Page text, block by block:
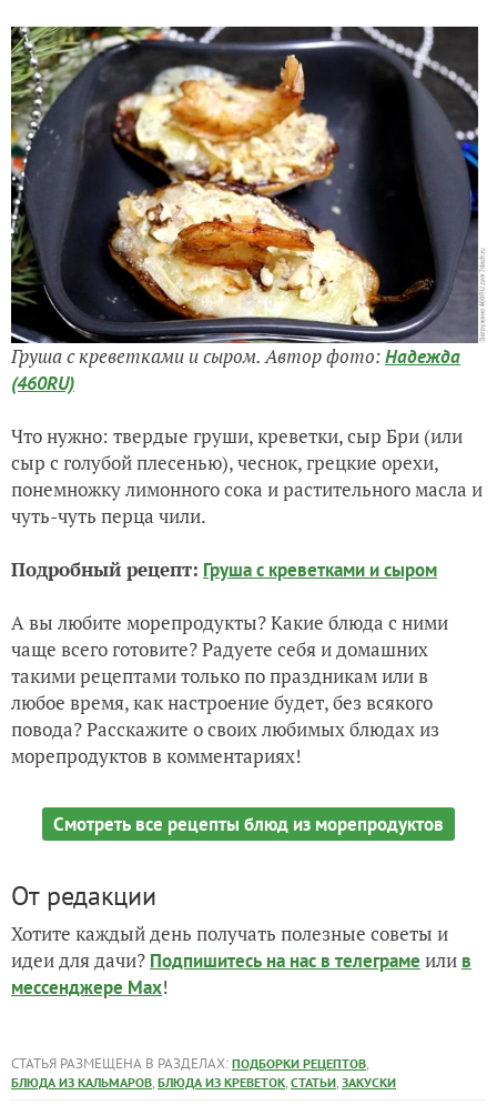
Груша с креветками и сыром. Автор фото:Надежда
(460RU)
Что нужно: твердые груши, креветки, сыр Бри (или
сыр с голубой плесенью), чеснок, грецкие орехи,
понемножку лимонного сока и растительного масла и
чуть-чуть перца чили.
Подробный рецепт: Груша с креветками и сыром
А вы любите морепродукты? Какие блюда с ними
чаще всего готовите? Радуете себя и домашних
такими рецептами только по праздникам или в
любое время, как настроение будет, без всякого
повода? Расскажите о своих любимых блюдах из
морепродуктов в комментариях!
Смотреть все рецепты блюд из морепродуктов
От редакции
Хотите каждый день получать полезные советы и
идеи для дачи? Подпишитесь на нас в телеграме или в
мессенджере Max!
СТАТЬЯ РАЗМЕЩЕНА В РАЗДЕЛАХ: ПОДБОРКИ РЕЦЕПТОВ,
БЛЮДА ИЗ КАЛЬМАРОВ, БЛЮДА ИЗ КРЕВЕТОК, СТАТЬИ, ЗАКУСКИ